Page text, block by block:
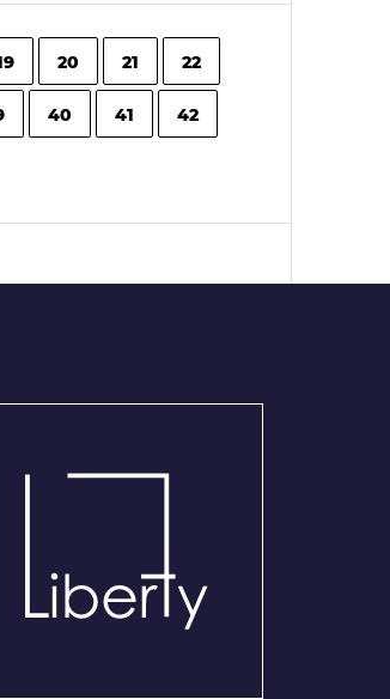
20 21 22
40 41 42